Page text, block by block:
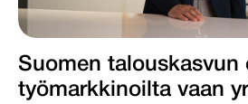
Suomen talouskasvun
työmarkkinoilta vaan